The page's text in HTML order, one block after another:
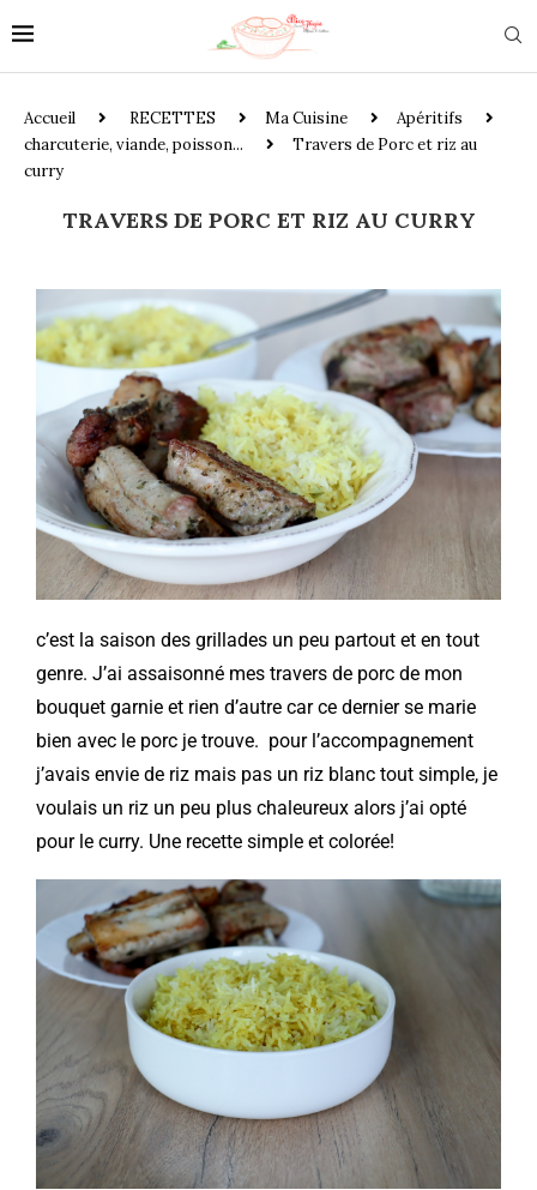
Accueil RECETTES Ma Cuisine
Apéritifs
charcuterie, viande, poisson...
Travers de Porc et riz au
curry
TRAVERS DE PORC ET RIZ AU CURRY
c’est la saison des grillades un peu partout et en tout
genre. J’ai assaisonné mes travers de porc de mon
bouquet garnie et rien d’autre car ce dernier se marie
bien avec le porc je trouve. pour l’accompagnement
j’avais envie de riz mais pas un riz blanc tout simple, je
voulais un riz un peu plus chaleureux alors j’ai opté
pour le curry. Une recette simple et colorée!